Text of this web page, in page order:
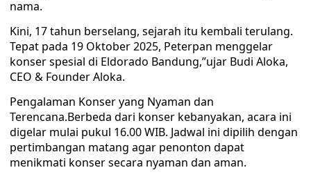
nama.
Kini, 17 tahun berselang, sejarah itu kembali terulang.
Tepat pada 19 Oktober 2025, Peterpan menggelar
konser spesial di Eldorado Bandung,”ujar Budi Aloka,
CEO & Founder Aloka.
Pengalaman Konser yang Nyaman dan
Terencana.Berbeda dari konser kebanyakan, acara ini
digelar mulai pukul 16.00 WIB. Jadwal ini dipilih dengan
pertimbangan matang agar penonton dapat
menikmati konser secara nyaman dan aman.